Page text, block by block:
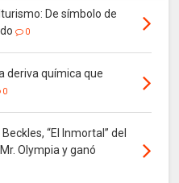
De símbolo de
0
deriva química que
0
“El Inmortal” del
Olympia y ganó